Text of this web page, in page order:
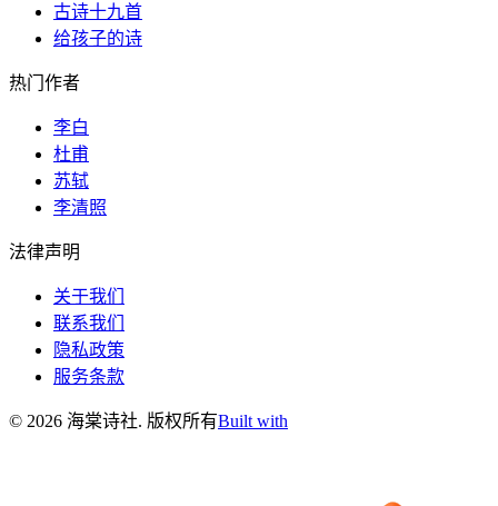
古诗十九首
给孩子的诗
热门作者
李白
杜甫
苏轼
李清照
法律声明
关于我们
联系我们
隐私政策
服务条款
© 2026 海棠诗社. 版权所有Built with